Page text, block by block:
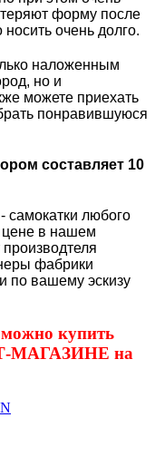
форму после
очень долго.
наложенным
но и
можете приехать
понравившуюся
составляет 10
самокатки любого
цене в нашем
фабрики
по вашему эскизу
купить
МАГАЗИНЕ на